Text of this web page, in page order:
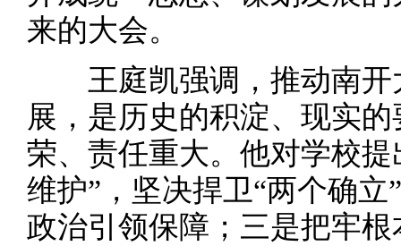
来的大会。
王庭凯强调，推动南开
展，是历史的积淀、现实
荣、责任重大。他对学校
维护”，坚决捍卫“两个确
政治引领保障；三是把牢